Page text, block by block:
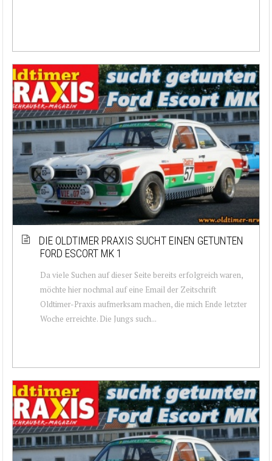
DIE OLDTIMER PRAXIS SUCHT EINEN GETUNTEN
FORD ESCORT MK 1
Da viele Suchen auf dieser Seite bereits erfolgreich waren,
möchte hier nochmal auf eine Email der Zeitschrift
Oldtimer-Praxis aufmerksam machen, die mich Ende letzter
Woche erreichte. Die Jungs such...